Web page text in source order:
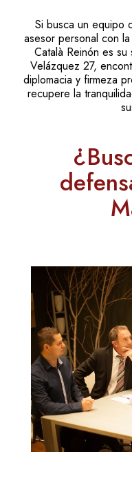
Si busca un equipo
asesor personal con
Català Reinón es
Velázquez 27,
diplomacia y firmeza
recupere la